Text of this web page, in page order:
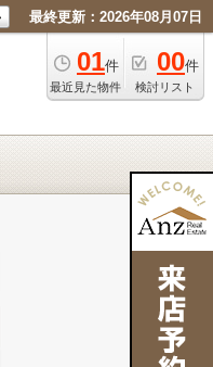
最終更新：2026年08月07日
01件
最近見た物件
00件
検討リスト